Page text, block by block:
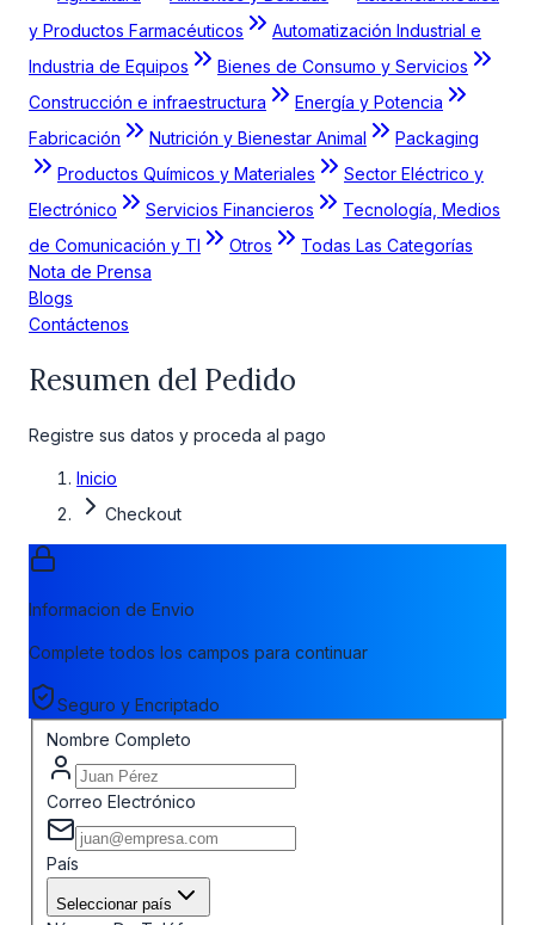
y Productos Farmacéuticos
Automatización Industrial e
Industria de Equipos
Bienes de Consumo y Servicios
Construcción e infraestructura
Energía y Potencia
Fabricación
Nutrición y Bienestar Animal
Packaging
Productos Químicos y Materiales
Sector Eléctrico y
Electrónico
Servicios Financieros
Tecnología, Medios
de Comunicación y TI
Otros
Todas Las Categorías
Nota de Prensa
Blogs
Contáctenos
Resumen del Pedido
Registre sus datos y proceda al pago
Inicio
Checkout
Informacion de Envio
Complete todos los campos para continuar
Seguro y Encriptado
Nombre Completo
Correo Electrónico
País
Seleccionar país